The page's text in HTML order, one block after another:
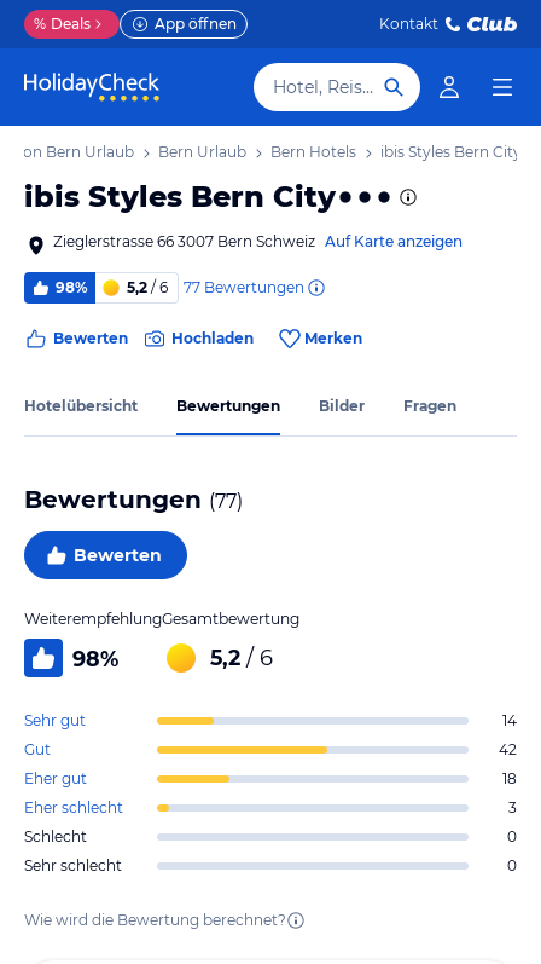
% Deals App öffnen Kontakt
Hotel, Reiseziel
Bern Urlaub Bern Urlaub Bern Hotels ibis Styles Bern City
ibis Styles Bern City
Zieglerstrasse 66 3007 Bern Schweiz Auf Karte anzeigen
98% 5,2 / 6 77 Bewertungen
Bewerten Hochladen Merken
Hotelübersicht Bewertungen Bilder Fragen
Bewertungen (77)
Bewerten
Weiterempfehlung
98%
Gesamtbewertung
5,2 / 6
Sehr gut
14
Gut
42
Eher gut
18
Eher schlecht
3
Schlecht
0
Sehr schlecht
0
Wie wird die Bewertung berechnet?